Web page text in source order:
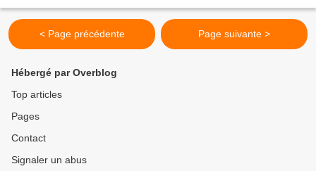
< Page précédente Page suivante >
Hébergé par Overblog
Top articles
Pages
Contact
Signaler un abus